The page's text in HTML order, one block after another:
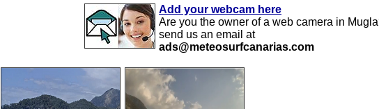
Add your webcam here
Are you the owner of a web camera in
send us an email at
ads@meteosurfcanarias.com